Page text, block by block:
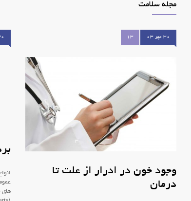
مجله سلامت
۳۰ مهر ۰۳ 13
3
وجود خون در ادرار از علت تا
درمان
۳۰
های